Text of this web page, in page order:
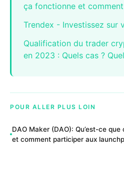
ça fonctionne et
Trendex - Investissez sur
Qualification du trader
en 2023 : Quels cas ?
POUR ALLER PLUS LOIN
DAO Maker (DAO): Qu’est-ce
et comment participer aux